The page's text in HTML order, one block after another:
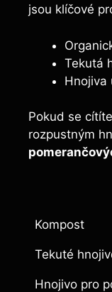
jsou klíčové
Tekutá
Hnojiva
Pokud ‌se
rozpustným
Kompost
Tekuté
Hnojivo pro